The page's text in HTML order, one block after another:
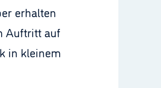
erhalten
Auftritt auf
in kleinem